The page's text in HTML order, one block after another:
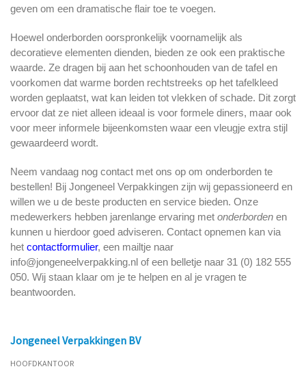
geven om een dramatische flair toe te voegen.
Hoewel onderborden oorspronkelijk voornamelijk als
decoratieve elementen dienden, bieden ze ook een praktische
waarde. Ze dragen bij aan het schoonhouden van de tafel en
voorkomen dat warme borden rechtstreeks op het tafelkleed
worden geplaatst, wat kan leiden tot vlekken of schade. Dit zorgt
ervoor dat ze niet alleen ideaal is voor formele diners, maar ook
voor meer informele bijeenkomsten waar een vleugje extra stijl
gewaardeerd wordt.
Neem vandaag nog contact met ons op om onderborden te
bestellen! Bij Jongeneel Verpakkingen zijn wij gepassioneerd en
willen we u de beste producten en service bieden. Onze
medewerkers hebben jarenlange ervaring met onderborden en
kunnen u hierdoor goed adviseren. Contact opnemen kan via
het contactformulier, een mailtje naar
info@jongeneelverpakking.nl of een belletje naar 31 (0) 182 555
050. Wij staan klaar om je te helpen en al je vragen te
beantwoorden.
Jongeneel Verpakkingen BV
HOOFDKANTOOR